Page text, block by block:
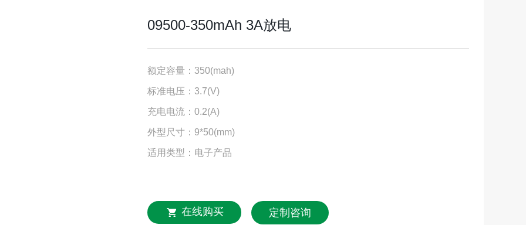
09500-350mAh 3A放电
额定容量：350(mah)
标准电压：3.7(V)
充电电流：0.2(A)
外型尺寸：9*50(mm)
适用类型：电子产品
在线购买 定制咨询